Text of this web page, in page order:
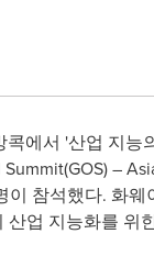
에서 '산업 지
–
참석했다. 화
업 지능화를